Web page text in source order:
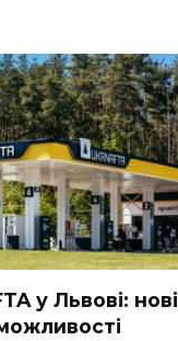
у Львові: нові